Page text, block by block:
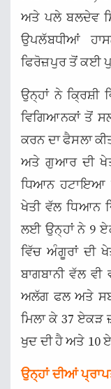
ਅਤੇ ਪਲੇ ਬਲਦੇਵ
ਉਪਲੱਬਧੀਆਂ
ਫਿਰੋਜ਼ਪੁਰ ਤੋਂ ਕਈ
ਉਨ੍ਹਾਂ ਨੇ ਕ੍ਰਿਸ਼ੀ
ਵਿਗਿਆਨਕਾਂ ਤੋਂ
ਕਰਨ ਦਾ ਫੈਸਲਾ
ਅਤੇ ਗੁਆਰ ਦੀ
ਧਿਆਨ ਹਟਾਇਆ
ਖੇਤੀ ਵੱਲ ਧਿਆਨ
ਲਈ ਉਨ੍ਹਾਂ ਨੇ 9
ਵਿੱਚ ਅੰਗੂਰਾਂ ਦੀ
ਬਾਗਬਾਨੀ ਵੱਲ
ਅਲੱਗ ਫਲ ਅਤੇ
ਮਿਲਾ ਕੇ 37 ਏਕੜ
ਖੁਦ ਦੀ ਹੈ ਅਤੇ 10
ਉਨ੍ਹਾਂ ਦੀਆਂ